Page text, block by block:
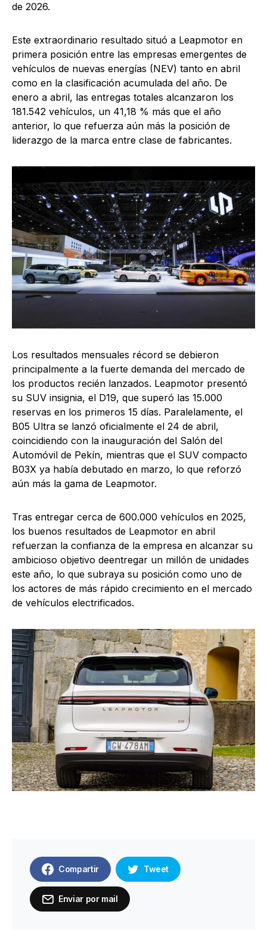
de 2026.
Este extraordinario resultado situó a Leapmotor en
primera posición entre las empresas emergentes de
vehículos de nuevas energías (NEV) tanto en abril
como en la clasificación acumulada del año. De
enero a abril, las entregas totales alcanzaron los
181.542 vehículos, un 41,18 % más que el año
anterior, lo que refuerza aún más la posición de
liderazgo de la marca entre clase de fabricantes.
Los resultados mensuales récord se debieron
principalmente a la fuerte demanda del mercado de
los productos recién lanzados. Leapmotor presentó
su SUV insignia, el D19, que superó las 15.000
reservas en los primeros 15 días. Paralelamente, el
B05 Ultra se lanzó oficialmente el 24 de abril,
coincidiendo con la inauguración del Salón del
Automóvil de Pekín, mientras que el SUV compacto
B03X ya había debutado en marzo, lo que reforzó
aún más la gama de Leapmotor.
Tras entregar cerca de 600.000 vehículos en 2025,
los buenos resultados de Leapmotor en abril
refuerzan la confianza de la empresa en alcanzar su
ambicioso objetivo deentregar un millón de unidades
este año, lo que subraya su posición como uno de
los actores de más rápido crecimiento en el mercado
de vehículos electrificados.
Compartir Tweet
Enviar por mail